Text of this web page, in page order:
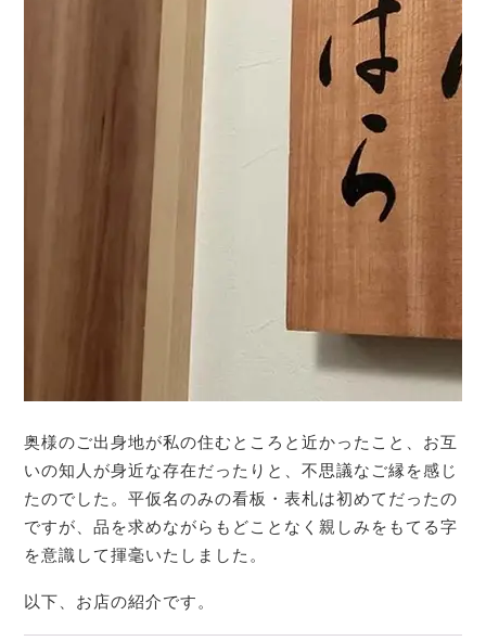
奥様のご出身地が私の住むところと近かったこと、お互
いの知人が身近な存在だったりと、不思議なご縁を感じ
たのでした。平仮名のみの看板・表札は初めてだったの
ですが、品を求めながらもどことなく親しみをもてる字
を意識して揮毫いたしました。
以下、お店の紹介です。